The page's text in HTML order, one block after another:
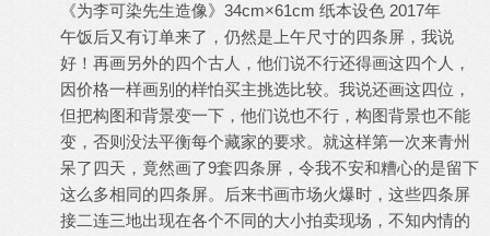
《为李可染先生造像》34cm×61cm 纸本设色 2017年
午饭后又有订单来了，仍然是上午尺寸的四条屏，我说
好！再画另外的四个古人，他们说不行还得画这四个人，
因价格一样画别的样怕买主挑选比较。我说还画这四位，
但把构图和背景变一下，他们说也不行，构图背景也不能
变，否则没法平衡每个藏家的要求。就这样第一次来青州
呆了四天，竟然画了9套四条屏，令我不安和糟心的是留下
这么多相同的四条屏。后来书画市场火爆时，这些四条屏
接二连三地出现在各个不同的大小拍卖现场，不知内情的